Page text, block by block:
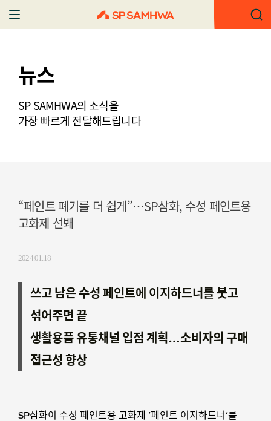
뉴스
SP SAMHWA의 소식을
가장 빠르게 전달해드립니다
“페인트 폐기를 더 쉽게”…SP삼화, 수성 페인트용
고화제 선봬
2024.01.18
쓰고 남은 수성 페인트에 이지하드너를 붓고
섞어주면 끝
생활용품 유통채널 입점 계획…소비자의 구매
접근성 향상
SP삼화이 수성 페인트용 고화제 ‘페인트 이지하드너’를